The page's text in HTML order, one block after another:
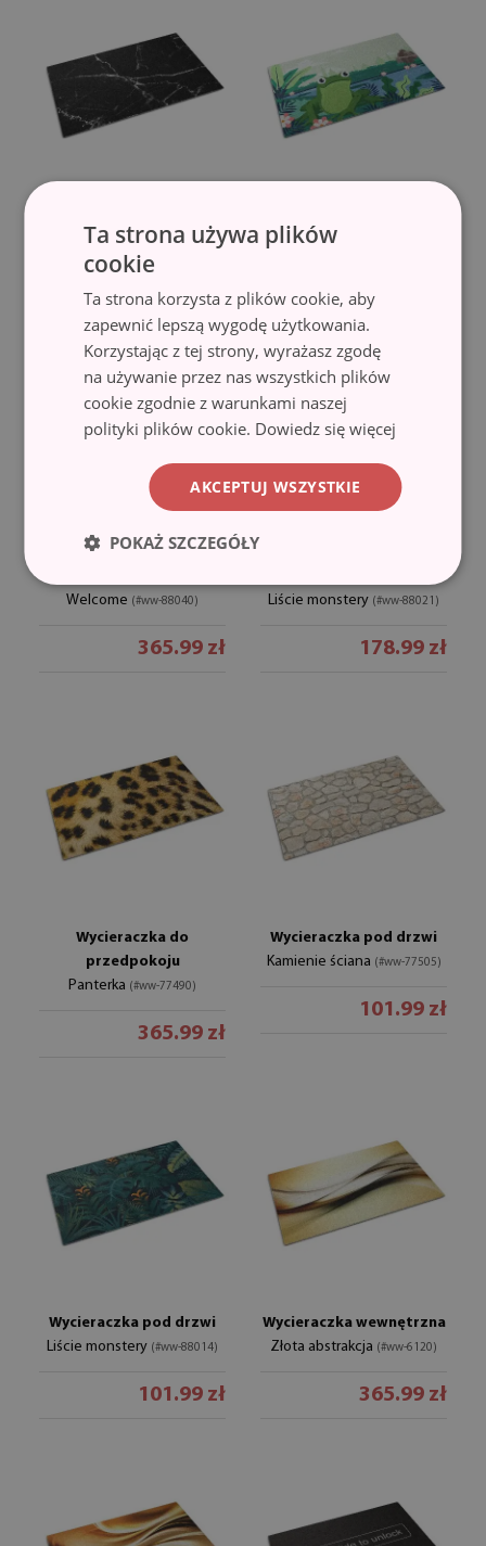
Czarny marmur(#ww-88080)
101.99 zł
Żaba
101.99 zł
Welcome (#ww-88040)
365.99 zł
Liście monstery (#ww-88021)
178.99 zł
Wycieraczka do
przedpokoju
Panterka (#ww-77490)
365.99 zł
Wycieraczka pod drzwi
Kamienie ściana (#ww-77505)
101.99 zł
Wycieraczka pod drzwi
Liście monstery (#ww-88014)
101.99 zł
Wycieraczka wewnętrzna
Złota abstrakcja (#ww-6120)
365.99 zł
Ta strona używa plików
cookie
Ta strona korzysta z plików cookie, aby
zapewnić lepszą wygodę użytkowania.
Korzystając z tej strony, wyrażasz zgodę
na używanie przez nas wszystkich plików
cookie zgodnie z warunkami naszej
polityki plików cookie. Dowiedz się więcej
AKCEPTUJ WSZYSTKIE
POKAŻ SZCZEGÓŁY